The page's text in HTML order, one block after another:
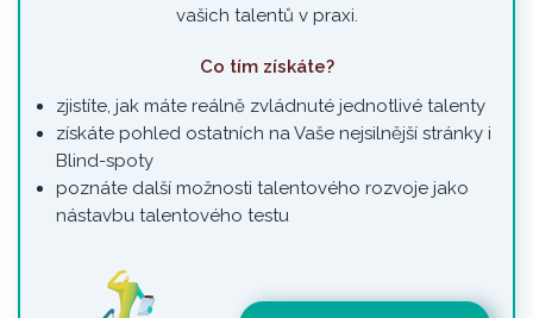
vašich talentů v praxi.
Co tím získáte?
zjistíte, jak máte reálně zvládnuté jednotlivé talenty
získáte pohled ostatních na Vaše nejsilnější stránky i
Blind-spoty
poznáte další možnosti talentového rozvoje jako
nástavbu talentového testu